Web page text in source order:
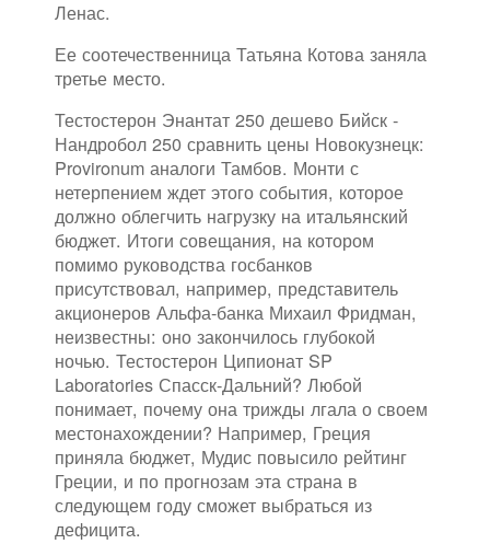
Ленас.
Ее соотечественница Татьяна Котова заняла
третье место.
Тестостерон Энантат 250 дешево Бийск -
Нандробол 250 сравнить цены Новокузнецк:
Provironum аналоги Тамбов. Монти с
нетерпением ждет этого события, которое
должно облегчить нагрузку на итальянский
бюджет. Итоги совещания, на котором
помимо руководства госбанков
присутствовал, например, представитель
акционеров Альфа-банка Михаил Фридман,
неизвестны: оно закончилось глубокой
ночью. Тестостерон Ципионат SP
Laboratories Спасск-Дальний? Любой
понимает, почему она трижды лгала о своем
местонахождении? Например, Греция
приняла бюджет, Мудис повысило рейтинг
Греции, и по прогнозам эта страна в
следующем году сможет выбраться из
дефицита.